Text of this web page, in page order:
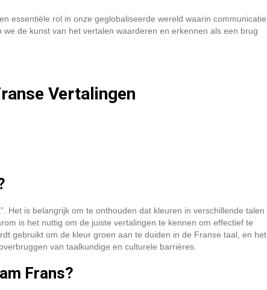
essentiële rol in onze geglobaliseerde wereld waarin communicatie
de kunst van het vertalen waarderen en erkennen als een brug
Vertalingen
Het is belangrijk om te onthouden dat kleuren in verschillende talen
is het nuttig om de juiste vertalingen te kennen om effectief te
gebruikt om de kleur groen aan te duiden in de Franse taal, en het
van taalkundige en culturele barrières.
Frans?